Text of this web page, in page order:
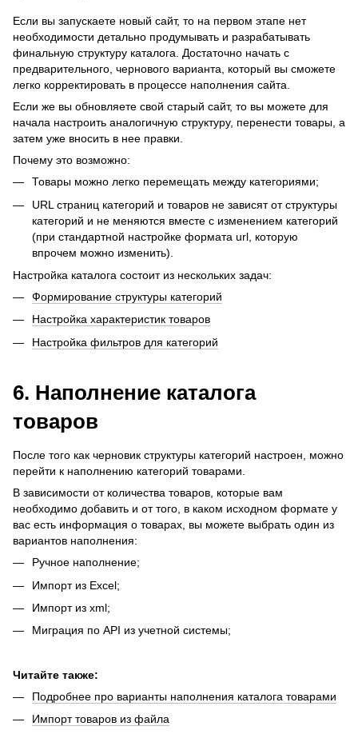
Если вы запускаете новый сайт, то на первом этапе нет
необходимости детально продумывать и разрабатывать
финальную структуру каталога. Достаточно начать с
предварительного, чернового варианта, который вы сможете
легко корректировать в процессе наполнения сайта.
Если же вы обновляете свой старый сайт, то вы можете для
начала настроить аналогичную структуру, перенести товары, а
затем уже вносить в нее правки.
Почему это возможно:
Товары можно легко перемещать между категориями;
URL страниц категорий и товаров не зависят от структуры
категорий и не меняются вместе с изменением категорий
(при стандартной настройке формата url, которую
впрочем можно изменить).
Настройка каталога состоит из нескольких задач:
Формирование структуры категорий
Настройка характеристик товаров
Настройка фильтров для категорий
6. Наполнение каталога
товаров
После того как черновик структуры категорий настроен, можно
перейти к наполнению категорий товарами.
В зависимости от количества товаров, которые вам
необходимо добавить и от того, в каком исходном формате у
вас есть информация о товарах, вы можете выбрать один из
вариантов наполнения:
Ручное наполнение;
Импорт из Excel;
Импорт из xml;
Миграция по API из учетной системы;
Читайте также:
Подробнее про варианты наполнения каталога товарами
Импорт товаров из файла